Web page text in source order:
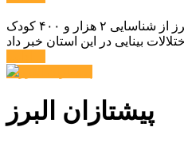
مدیر کل بهزیستی استان البرز از شناسایی ۲ هزار و ۴۰۰ کودک
پیشتازان البرز